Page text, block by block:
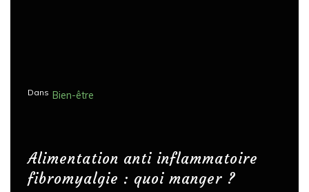
Dans Bien-être
Alimentation anti inflammatoire
fibromyalgie : quoi manger ?